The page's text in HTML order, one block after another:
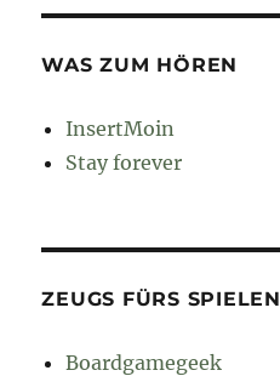
WAS ZUM HÖREN
InsertMoin
Stay forever
ZEUGS FÜRS SPIELEN
Boardgamegeek